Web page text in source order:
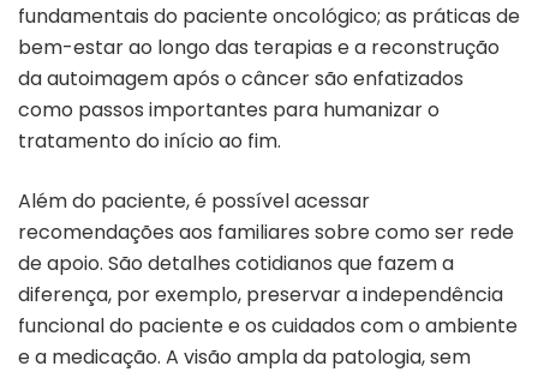
fundamentais do paciente oncológico; as práticas de
bem-estar ao longo das terapias e a reconstrução
da autoimagem após o câncer são enfatizados
como passos importantes para humanizar o
tratamento do início ao fim.
Além do paciente, é possível acessar
recomendações aos familiares sobre como ser rede
de apoio. São detalhes cotidianos que fazem a
diferença, por exemplo, preservar a independência
funcional do paciente e os cuidados com o ambiente
e a medicação. A visão ampla da patologia, sem